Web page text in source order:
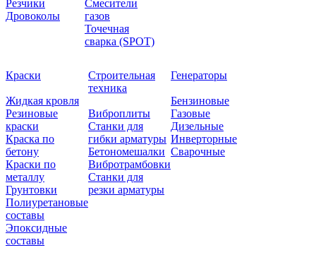
Резчики
Дровоколы
Смесители
газов
Точечная
сварка (SPOT)
Краски
Жидкая кровля
Резиновые
краски
Краска по
бетону
Краски по
металлу
Грунтовки
Полиуретановые
составы
Эпоксидные
составы
Строительная
техника
Виброплиты
Станки для
гибки арматуры
Бетономешалки
Вибротрамбовки
Станки для
резки арматуры
Генераторы
Бензиновые
Газовые
Дизельные
Инверторные
Сварочные